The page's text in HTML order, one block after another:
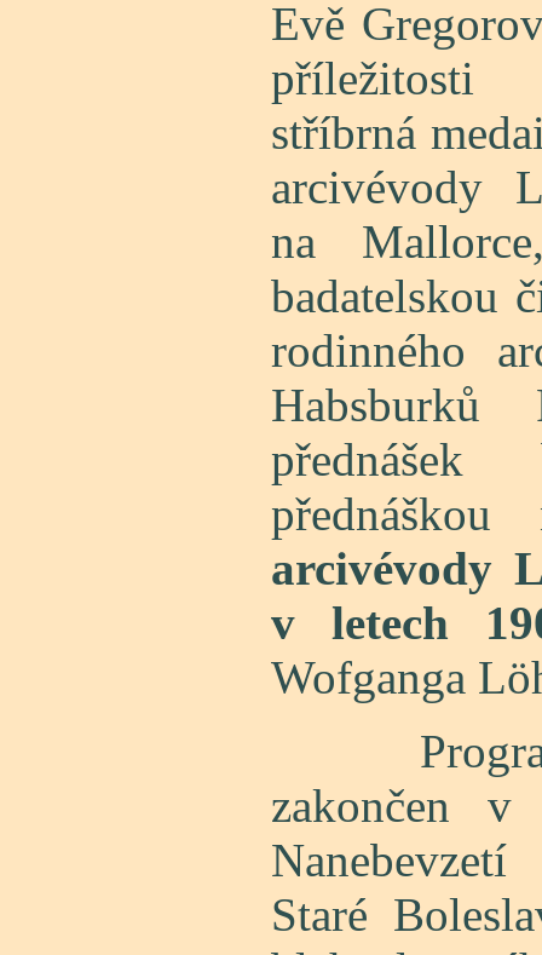
Evě
příležitosti
stříbrná
arcivévody
na
badatelskou
rodinného
Habsburků
přednášek
arcivévody
v letech
Wofganga
zakončen
Staré